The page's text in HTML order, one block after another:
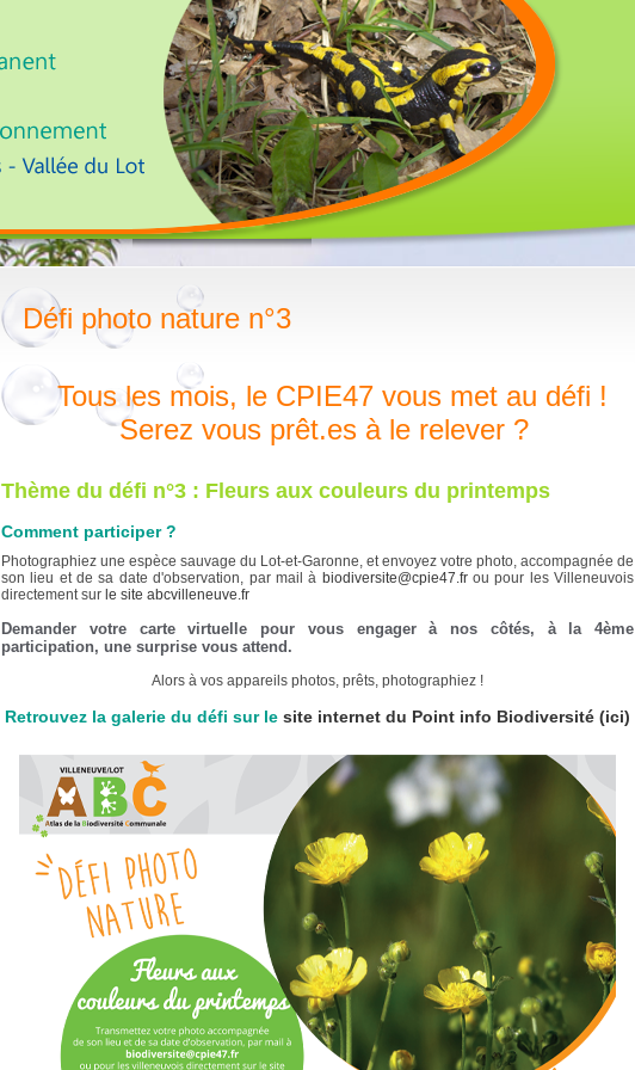
Défi photo nature n°3
Tous les mois, le CPIE47 vous met au défi !
Serez vous prêt.es à le relever ?
Thème du défi n°3 : Fleurs aux couleurs du printemps
Comment participer ?
Photographiez une espèce sauvage du Lot-et-Garonne, et envoyez votre photo, accompagnée de
son lieu et de sa date d'observation, par mail à biodiversite@cpie47.frou pour les Villeneuvois
directement sur le site abcvilleneuve.fr
Demander votre carte virtuelle pour vous engager à nos côtés, à la 4ème
participation, une surprise vous attend.
Alors à vos appareils photos, prêts, photographiez !
Retrouvez la galerie du défi sur le site internet du Point info Biodiversité (ici)